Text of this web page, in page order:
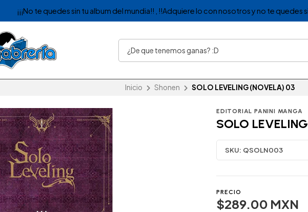
¡¡¡No te quedes sin tu album del mundia!! , !!Adquiere lo con nosotros y no te
Inicio Shonen SOLO LEVELING (NOVELA) 03
EDITORIAL PANINI MANGA
SOLO
SKU: QSOLN003
PRECIO
$289.00 MXN